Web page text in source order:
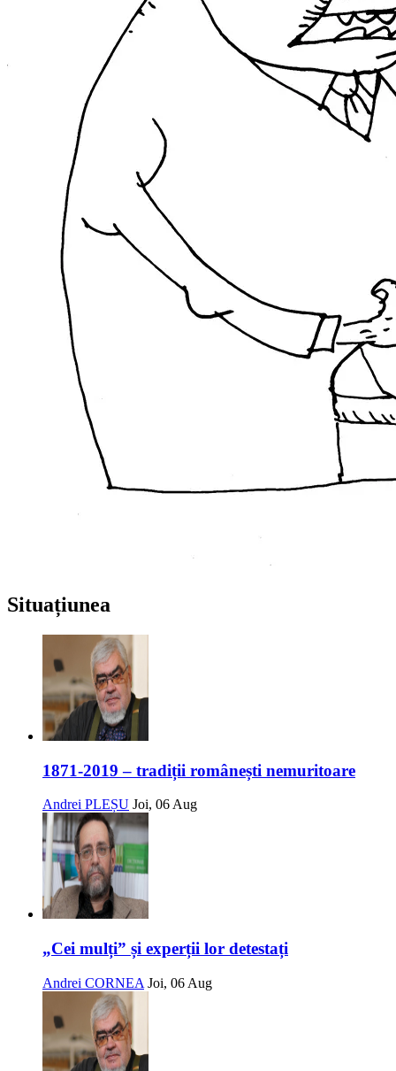
Situațiunea
1871-2019 – tradiții românești nemuritoare
Andrei PLEȘU Joi, 06 Aug
„Cei mulți” și experții lor detestați
Andrei CORNEA Joi, 06 Aug